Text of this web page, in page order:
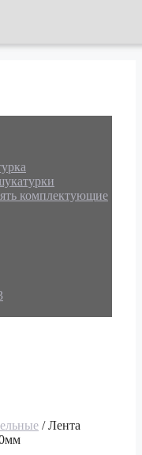
комплектующие
/ Лента